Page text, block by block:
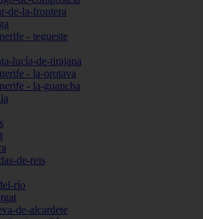
de-la-frontera
- tegueste
lucía-de-tirajana
- la-orotava
- la-guancha
de-reis
río
de-alcardete